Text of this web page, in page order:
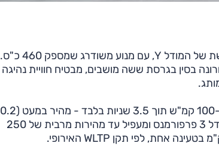
חברת טסלה השיקה באירופה את גרסת הפרפורמנס (ביצועים) המחודשת של המודל Y, עם מנוע משודרג שמספק 460 כ"ס.
בסין בגרסת ששה מושבים, מבטיח חוויית נהיגה
המודל Y פרפורמנס החדש מצויד במנוע חשמלי שמספק תאוצה של 0 ל-100 קמ"ש תוך 3.5 שניות בלבד - מהיר במעט (0.2
ש') מהדגם היוצא ואיטי (רחמנא ליצלן) בסביבות חצי שניה בהשוואה למודל 3 פרפורמנס ומעפיל עד מהירות מרבית של 250